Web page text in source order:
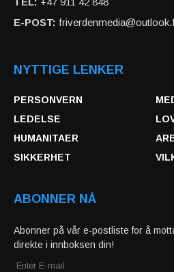
E-POST:
NYTTIGE LENKER
PERSONVERN
LEDELSE
HUMANITAER
SIKKERHET
ABONNER NÅ
Abonner på vår e-postliste for å
direkte i innboksen din!